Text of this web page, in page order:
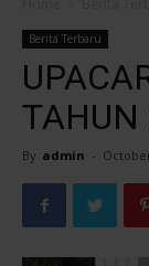
Berita Terbaru
By admin -